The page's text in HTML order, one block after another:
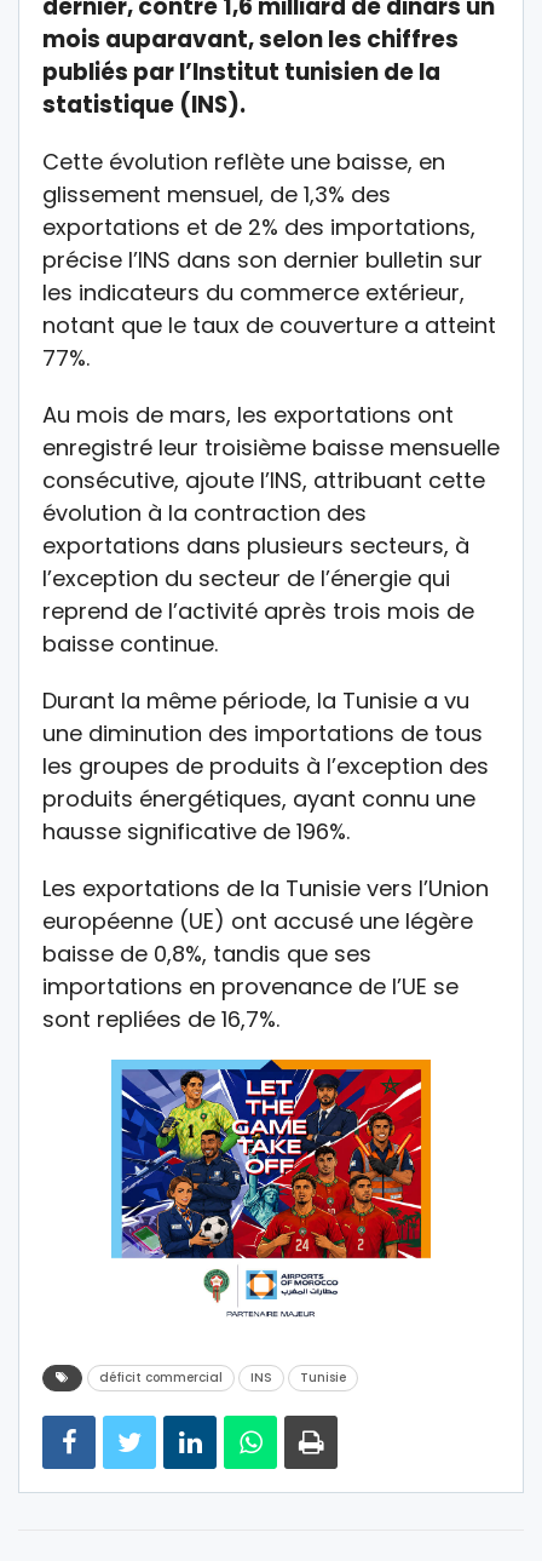
dernier, contre 1,6 milliard de dinars un
mois auparavant, selon les chiffres
publiés par l’Institut tunisien de la
statistique (INS).
Cette évolution reflète une baisse, en
glissement mensuel, de 1,3% des
exportations et de 2% des importations,
précise l’INS dans son dernier bulletin sur
les indicateurs du commerce extérieur,
notant que le taux de couverture a atteint
77%.
Au mois de mars, les exportations ont
enregistré leur troisième baisse mensuelle
consécutive, ajoute l’INS, attribuant cette
évolution à la contraction des
exportations dans plusieurs secteurs, à
l’exception du secteur de l’énergie qui
reprend de l’activité après trois mois de
baisse continue.
Durant la même période, la Tunisie a vu
une diminution des importations de tous
les groupes de produits à l’exception des
produits énergétiques, ayant connu une
hausse significative de 196%.
Les exportations de la Tunisie vers l’Union
européenne (UE) ont accusé une légère
baisse de 0,8%, tandis que ses
importations en provenance de l’UE se
sont repliées de 16,7%.
déficit commercial INS Tunisie